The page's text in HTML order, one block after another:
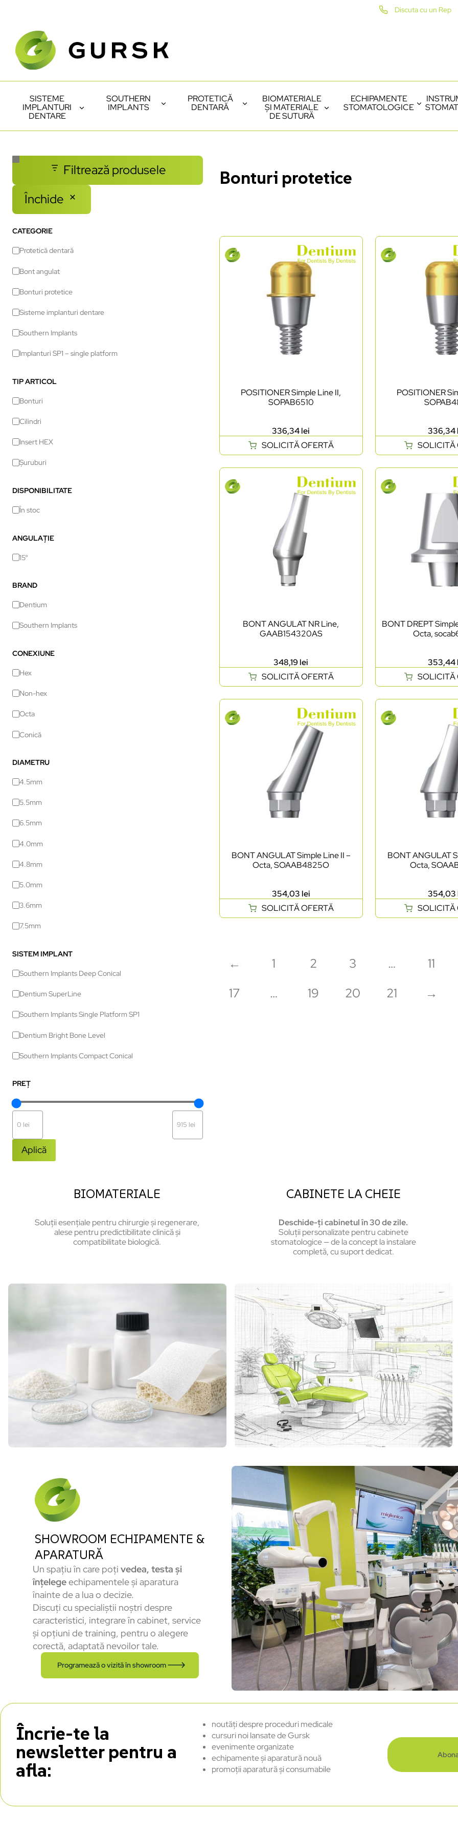
Discuta cu un Rep
SISTEME
IMPLANTURI
DENTARE
SOUTHERN
IMPLANTS
PROTETICĂ
DENTARĂ
BIOMATERIALE
ȘI MATERIALE
DE SUTURĂ
ECHIPAMENTE
STOMATOLOGICE
Filtrează produsele
Închide
CATEGORIE
Protetică dentară
Bont angulat
Bonturi protetice
Sisteme implanturi dentare
Southern Implants
Implanturi SP1 – single platform
TIP ARTICOL
Bonturi
Cilindri
Insert HEX
Șuruburi
DISPONIBILITATE
În stoc
ANGULAȚIE
15°
BRAND
Dentium
Southern Implants
CONEXIUNE
Hex
Non-hex
Octa
Conică
DIAMETRU
4.5mm
5.5mm
6.5mm
4.0mm
4.8mm
5.0mm
3.6mm
7.5mm
SISTEM IMPLANT
Southern Implants Deep Conical
Dentium SuperLine
Southern Implants Single Platform SP1
Dentium Bright Bone Level
Southern Implants Compact Conical
PREȚ
Aplică
Bonturi protetice
POSITIONER Simple Line II,
SOPAB6510
336,34lei
SOLICITĂ OFERTĂ
POSITIONER
336,34
SOLICITĂ
BONT ANGULAT NR Line,
GAAB154320AS
348,19lei
SOLICITĂ OFERTĂ
BONT DREPT
Octa,
353,44
SOLICITĂ
BONT ANGULAT Simple Line II –
Octa, SOAAB4825O
354,03 lei
SOLICITĂ OFERTĂ
BONT ANGULAT
Octa,
354,03
SOLICITĂ
← 1 2 3 … 11
17
… 19 20 21 →
BIOMATERIALE
Soluții esențiale pentru chirurgie și regenerare,
alese pentru predictibilitate clinică și
compatibilitate biologică.
CABINETE LA CHEIE
Deschide-ți cabinetul în 30 de zile.
Soluții personalizate pentru cabinete
stomatologice — de la concept la instalare
completă, cu suport dedicat.
SHOWROOM ECHIPAMENTE &
APARATURĂ
Un spațiu în care poți vedea, testa și
înțelegeechipamentele și aparatura
înainte de a lua o decizie.
Discuți cu specialiștii noștri despre
caracteristici, integrare în cabinet, service
și opțiuni de training, pentru o alegere
corectă, adaptată nevoilor tale.
Programează o vizită în showroom
Încrie-te la
newsletter pentru a
afla:
noutăți despre proceduri medicale
cursuri noi lansate de Gursk
evenimente organizate
echipamente și aparatură nouă
promoții aparatură și consumabile